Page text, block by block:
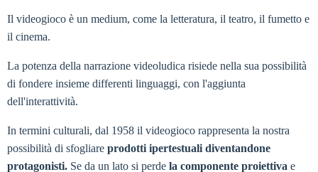
Il videogioco è un medium, come la letteratura, il teatro, il fumetto e
il cinema.
La potenza della narrazione videoludica risiede nella sua possibilità
di fondere insieme differenti linguaggi, con l'aggiunta
dell'interattività.
In termini culturali, dal 1958 il videogioco rappresenta la nostra
possibilità di sfogliare prodotti ipertestuali diventandone
protagonisti. Se da un lato si perde la componente proiettiva e